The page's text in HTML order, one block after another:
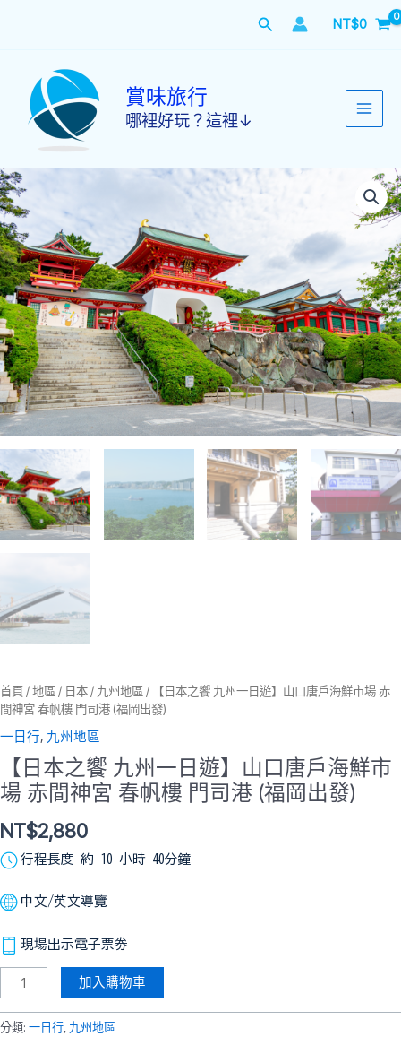
搜
NT$0
賞味旅行
哪裡好玩？這裡↓
首頁/地區 / 日本/ 九州地區 / 【日本之饗 九州一日遊】山口唐戶海鮮市場 赤
間神宮 春帆樓 門司港 (福岡出發)
一日行, 九州地區
【日本之饗 九州一日遊】山口唐戶海鮮市
場 赤間神宮 春帆樓 門司港 (福岡出發)
NT$2,880
行程長度 約 10 小時 40分鐘
中文/英文導覽
現場出示電子票劵
【日
本
之
饗
九
州
一
日
遊】
山
口
唐
戶
海
鮮
場
赤
間
神
樓
門
司
(福
岡
發)
量
加入購物車
分類: 一日行 九州地區